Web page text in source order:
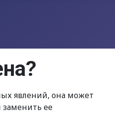
явлений, она может
заменить ее